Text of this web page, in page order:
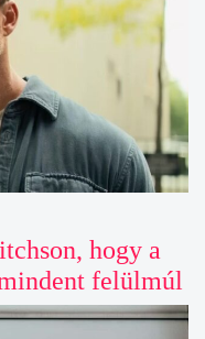
hogy a
felülmúl